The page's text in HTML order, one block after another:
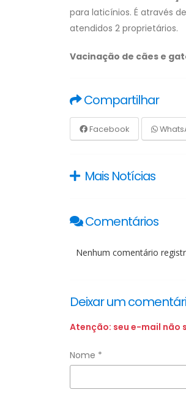
para laticínios. É através
atendidos 2 proprietários.
Vacinação de cães e
Compartilhar
Facebook
Mais Notícias
Comentários
Nenhum comentário
Deixar um
Atenção: seu e-mail não
Nome *